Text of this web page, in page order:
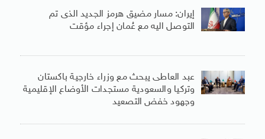
إيران: مسار مضيق هرمز الجديد الذى تم
التوصل اليه مع عُمان إجراء مؤقت
عبد العاطى يبحث مع وزراء خارجية باكستان
وتركيا والسعودية مستجدات الأوضاع الإقليمية
وجهود خفض التصعيد